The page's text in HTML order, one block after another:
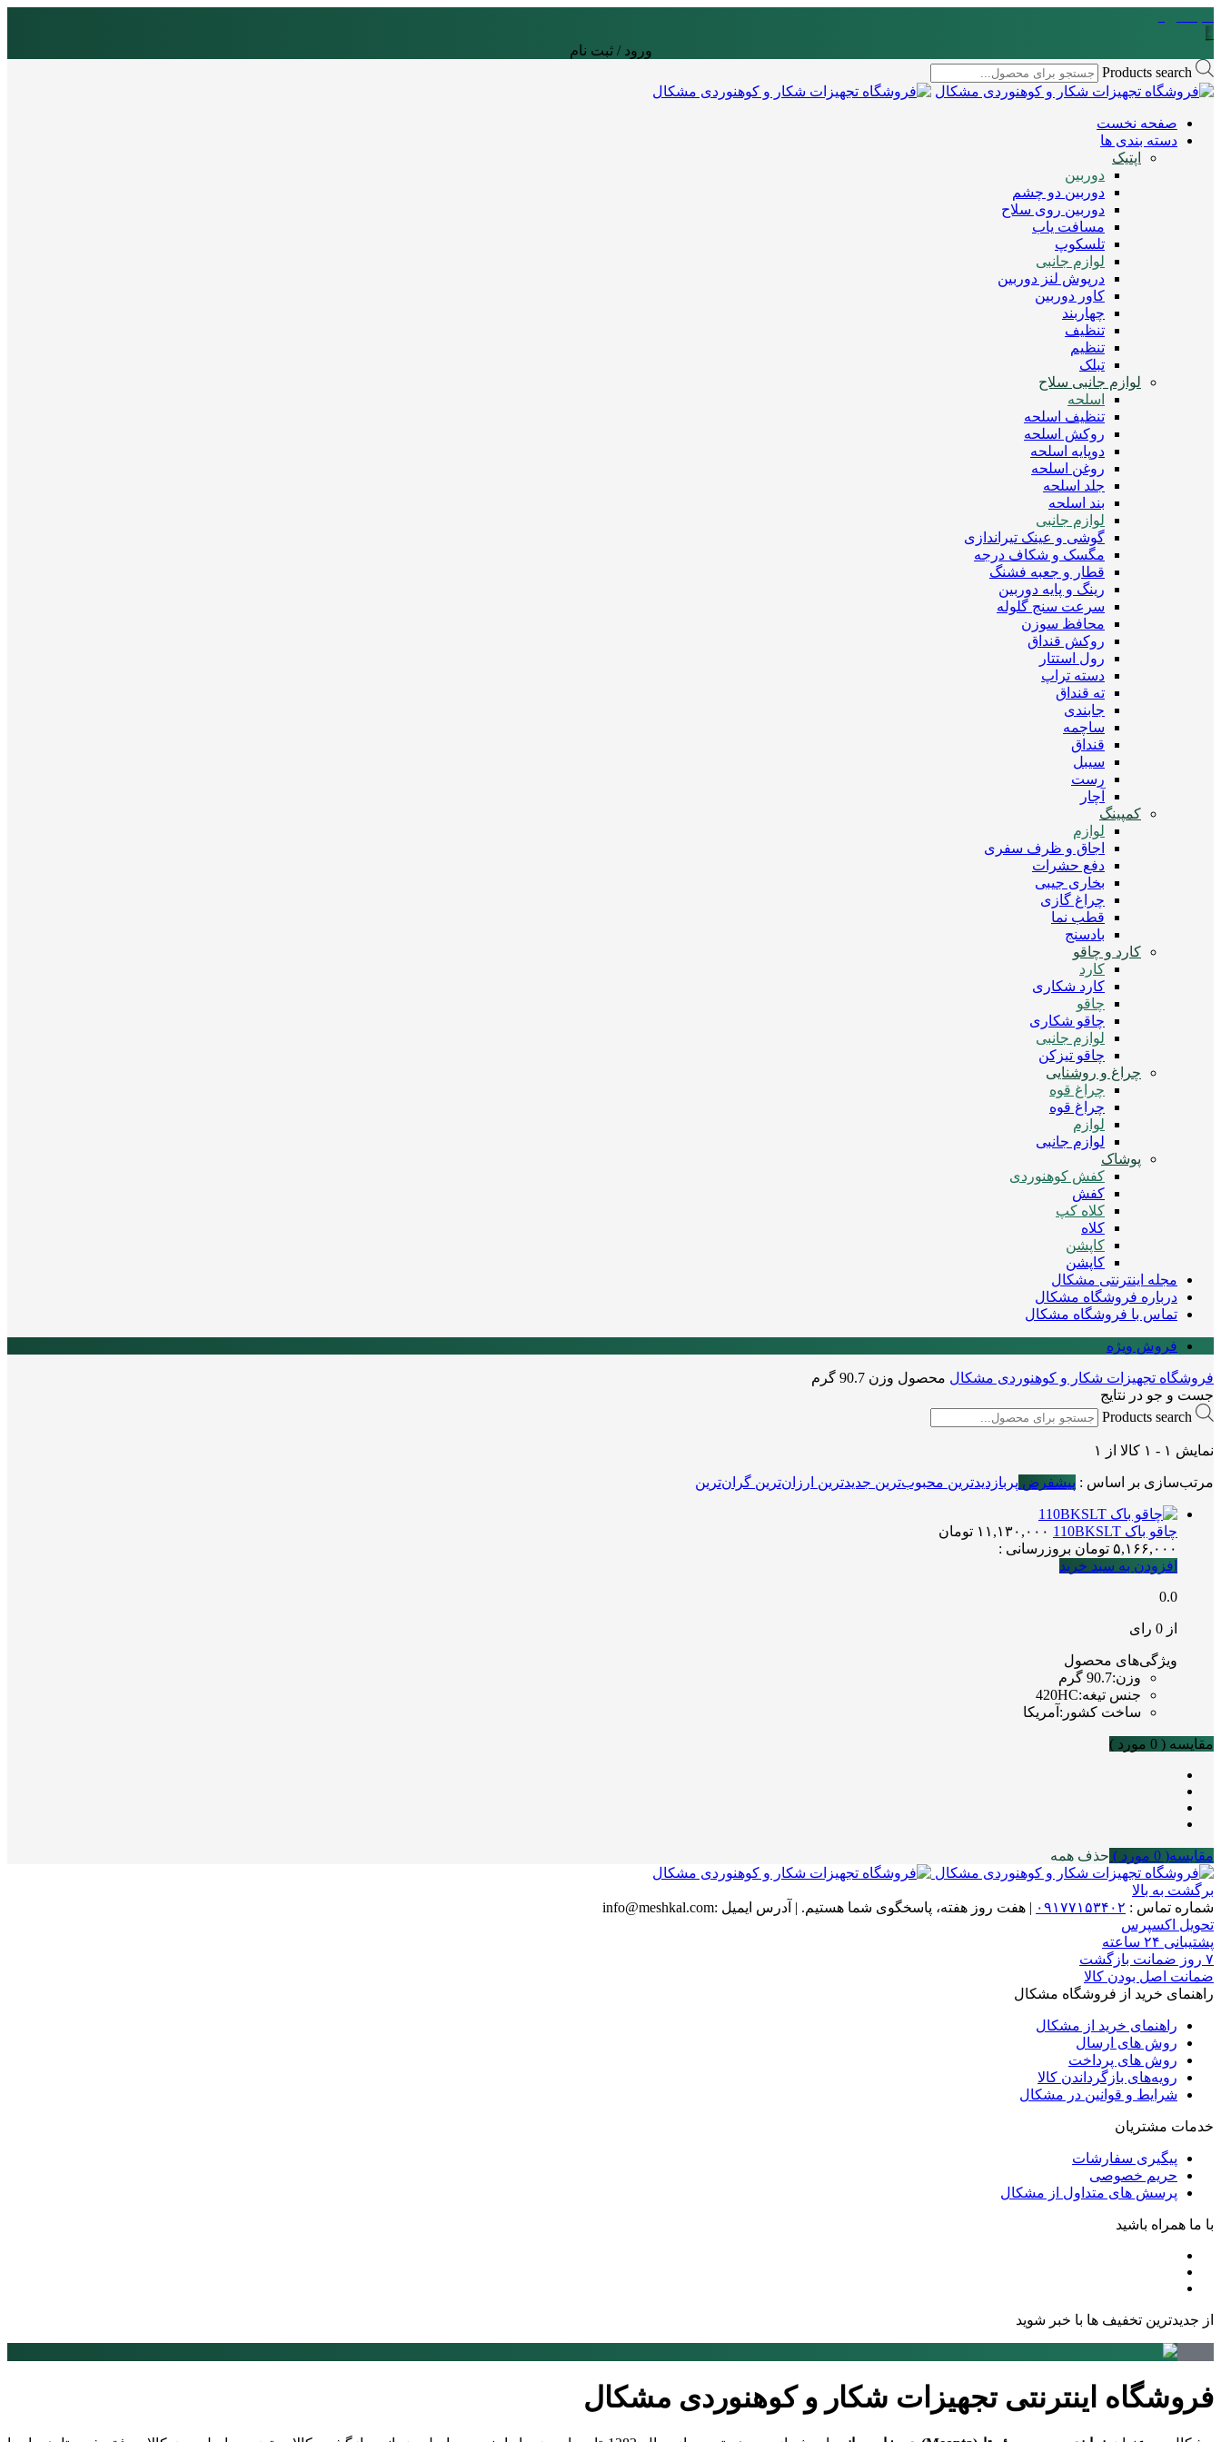
ورود / ثبت نام
Products search
صفحه نخست
دسته بندی ها
اپتیک
دوربین
دوربین دو چشم
دوربین روی سلاح
مسافت یاب
تلسکوپ
لوازم جانبی
درپوش لنز دوربین
کاور دوربین
چهاربند
تنظیف
تنظیم
تبلک
لوازم جانبی سلاح
اسلحه
تنظیف اسلحه
روکش اسلحه
دوپایه اسلحه
روغن اسلحه
جلد اسلحه
بند اسلحه
لوازم جانبی
گوشی و عینک تیراندازی
مگسک و شکاف درجه
قطار و جعبه فشنگ
رینگ و پایه دوربین
سرعت سنج گلوله
محافظ سوزن
روکش قنداق
رول استتار
دسته تراپ
ته قنداق
جابندی
ساچمه
قنداق
سیبل
رست
آچار
کمپینگ
لوازم
اجاق و ظرف سفری
دفع حشرات
بخاری جیبی
چراغ گازی
قطب نما
بادسنج
کارد و چاقو
کارد
کارد شکاری
چاقو
چاقو شکاری
لوازم جانبی
چاقو تیزکن
چراغ و روشنایی
چراغ قوه
چراغ قوه
لوازم
لوازم جانبی
پوشاک
کفش کوهنوردی
کفش
کلاه کپ
کلاه
کاپشن
کاپشن
مجله اینترنتی مشکال
درباره فروشگاه مشکال
تماس با فروشگاه مشکال
فروش ویژه
فروشگاه تجهیزات شکار و کوهنوردی مشکال محصول وزن 90.7 گرم
جست و جو در نتایج
Products search
نمایش ۱ - ۱ کالا از ۱
مرتب‌سازی بر اساس : پیشفرض پربازدیدترین محبوب‌ترین جدیدترین ارزان‌ترین گران‌ترین
چاقو باک 110BKSLT ۱۱,۱۳۰,۰۰۰ تومان
۵,۱۶۶,۰۰۰ تومان بروزرسانی :
افزودن به سبد خرید
0.0
از 0 رای
ویژگی‌های محصول
وزن:90.7 گرم
جنس تیغه:
420HC
ساخت کشور : آمریکا
مقایسه ( 0 مورد )
مقایسه( 0 مورد ) حذف همه
برگشت به بالا
شماره تماس : ۰۹۱۷۷۱۵۳۴۰۲ | هفت روز هفته، پاسخگوی شما هستیم. | آدرس ایمیل :info@meshkal.com
تحویل اکسپرس
پشتیبانی ۲۴ ساعته
۷ روز ضمانت بازگشت
ضمانت اصل بودن کالا
راهنمای خرید از فروشگاه مشکال
راهنمای خرید از مشکال
روش های ارسال
روش های پرداخت
رویه‌های بازگرداندن کالا
شرایط و قوانین در مشکال
خدمات مشتریان
پیگیری سفارشات
حریم خصوصی
پرسش های متداول از مشکال
با ما همراه باشید
از جدیدترین تخفیف ها با خبر شوید
فروشگاه اینترنتی تجهیزات شکار و کوهنوردی مشکال